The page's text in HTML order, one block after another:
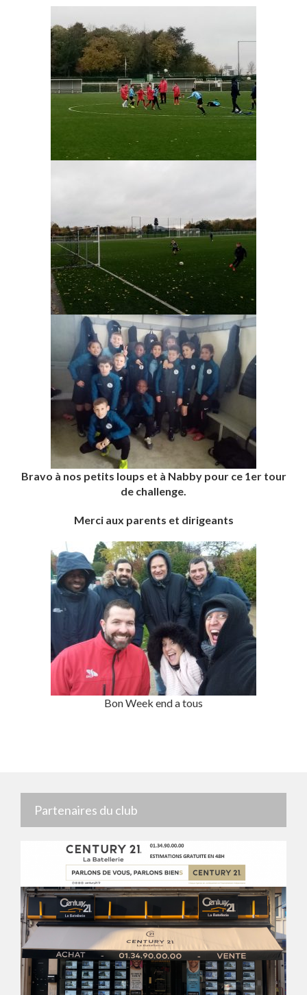
Bravo à nos petits loups et à Nabby pour ce 1er tour
de challenge.
Merci aux parents et dirigeants
Bon Week end a tous
Partenaires du club